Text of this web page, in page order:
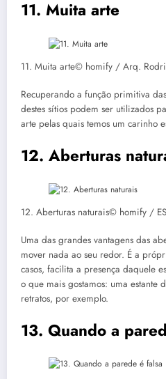
11. Muita arte
11. Muita arte© homify / Arq.
Recuperando a função primitiva
destes sítios podem ser utilizados
arte pelas quais temos um carinho
12. Aberturas
12. Aberturas naturais© homify /
Uma das grandes vantagens das
mover nada ao seu redor. É a
casos, facilita a presença daquele
o que mais gostamos: uma estante
retratos, por exemplo.
13. Quando a